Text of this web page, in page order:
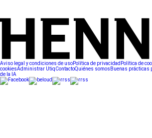
Aviso legal y condiciones de usoPolítica de privacidad Política de
cookiesAdministrar UtiqContactoQuiénes somos Buenas prácticas
de la IA